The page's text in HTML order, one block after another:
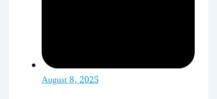
August 8, 2025